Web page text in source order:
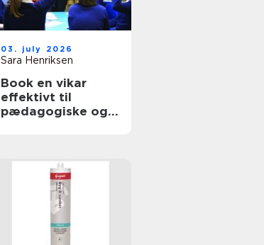
03. july 2026
Sara Henriksen
Book en vikar
effektivt til
pædagogiske og